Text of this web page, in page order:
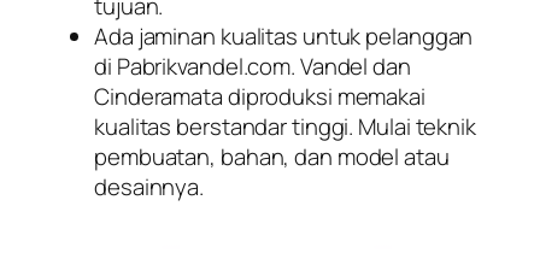
Ada jaminan kualitas untuk pelanggan
di Pabrikvandel.com. Vandel dan
Cinderamata diproduksi memakai
kualitas berstandar tinggi. Mulai teknik
pembuatan, bahan, dan model atau
desainnya.